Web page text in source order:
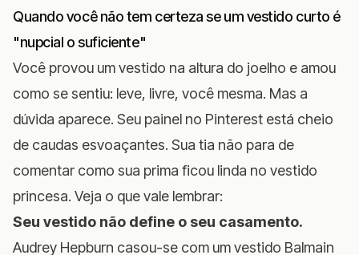
Quando você não tem certeza se um vestido curto é
"nupcial o suficiente"
Você provou um vestido na altura do joelho e amou
como se sentiu: leve, livre, você mesma. Mas a
dúvida aparece. Seu painel no Pinterest está cheio
de caudas esvoaçantes. Sua tia não para de
comentar como sua prima ficou linda no vestido
princesa. Veja o que vale lembrar:
Seu vestido não define o seu casamento.
Audrey Hepburn casou-se com um vestido Balmain